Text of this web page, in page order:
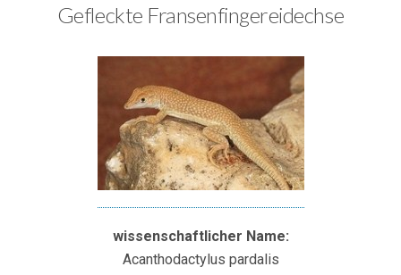
Gefleckte Fransenfingereidechse
wissenschaftlicher Name:
Acanthodactylus pardalis